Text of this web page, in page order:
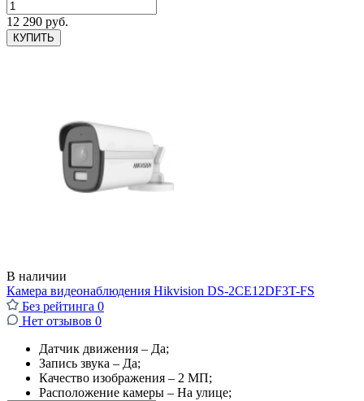
12 290 руб.
КУПИТЬ
В наличии
Камера видеонаблюдения Hikvision DS-2CE12DF3T-FS
Без рейтинга 0
Нет отзывов 0
Датчик движения – Да;
Запись звука – Да;
Качество изображения – 2 МП;
Расположение камеры – На улице;